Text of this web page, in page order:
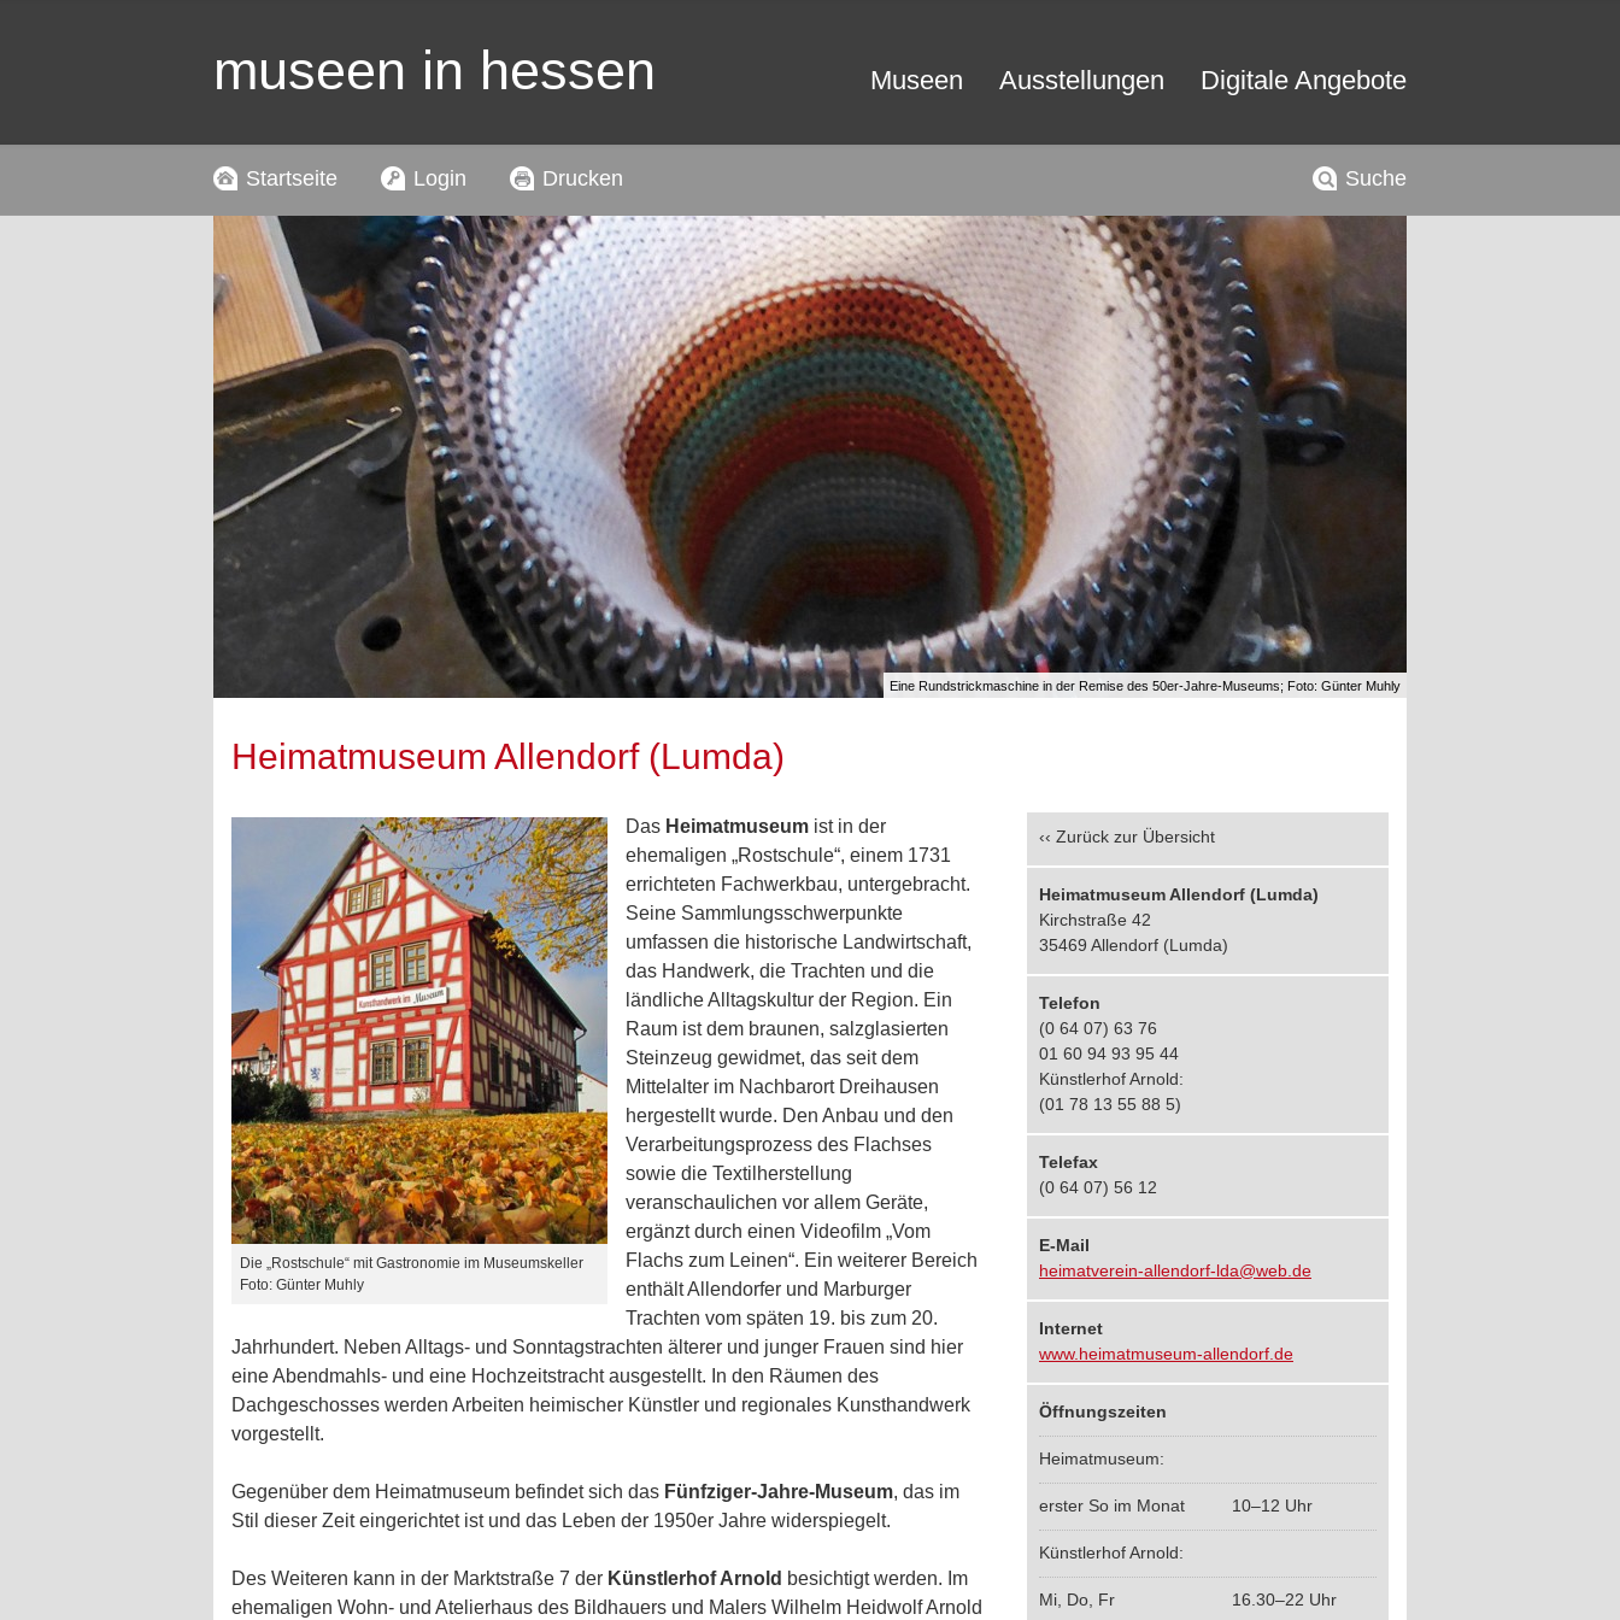
museen in hessen Museen Ausstellungen Digitale Angebote
Startseite Login Drucken Suche
Eine Rundstrickmaschine in der Remise des 50er-Jahre-Museums; Foto: Günter Muhly
Heimatmuseum Allendorf (Lumda)
Die „Rostschule“ mit Gastronomie im Museumskeller
Foto: Günter Muhly
Das Heimatmuseum ist in der
ehemaligen „Rostschule“, einem 1731
errichteten Fachwerkbau, untergebracht.
Seine Sammlungsschwerpunkte
umfassen die historische Landwirtschaft,
das Handwerk, die Trachten und die
ländliche Alltagskultur der Region. Ein
Raum ist dem braunen, salzglasierten
Steinzeug gewidmet, das seit dem
Mittelalter im Nachbarort Dreihausen
hergestellt wurde. Den Anbau und den
Verarbeitungsprozess des Flachses
sowie die Textilherstellung
veranschaulichen vor allem Geräte,
ergänzt durch einen Videofilm „Vom
Flachs zum Leinen“. Ein weiterer Bereich
enthält Allendorfer und Marburger
Trachten vom späten 19. bis zum 20.
Jahrhundert. Neben Alltags- und Sonntagstrachten älterer und junger Frauen sind hier
eine Abendmahls- und eine Hochzeitstracht ausgestellt. In den Räumen des
Dachgeschosses werden Arbeiten heimischer Künstler und regionales Kunsthandwerk
vorgestellt.
Gegenüber dem Heimatmuseum befindet sich das Fünfziger-Jahre-Museum, das im
Stil dieser Zeit eingerichtet ist und das Leben der 1950er Jahre widerspiegelt.
Des Weiteren kann in der Marktstraße 7 der Künstlerhof Arnold besichtigt werden. Im
ehemaligen Wohn- und Atelierhaus des Bildhauers und Malers Wilhelm Heidwolf Arnold
‹‹ Zurück zur Übersicht
Heimatmuseum Allendorf (Lumda)
Kirchstraße 42
35469 Allendorf (Lumda)
Telefon
(0 64 07) 63 76
01 60 94 93 95 44
Künstlerhof Arnold:
(01 78 13 55 88 5)
Telefax
(0 64 07) 56 12
E-Mail
heimatverein-allendorf-lda@web.de
Internet
www.heimatmuseum-allendorf.de
Öffnungszeiten
Heimatmuseum:
erster So im Monat 10–12 Uhr
Künstlerhof Arnold:
Mi, Do, Fr 16.30–22 Uhr